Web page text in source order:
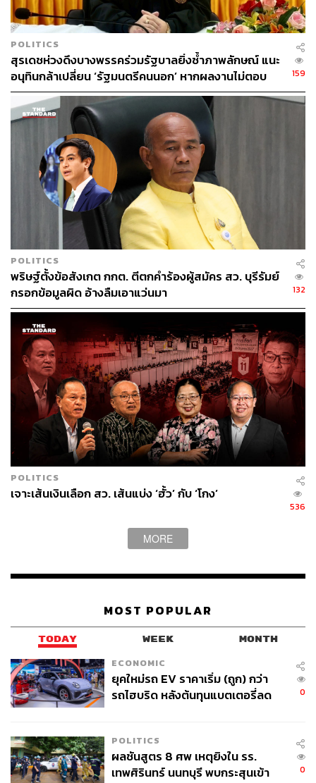
POLITICS
สุรเดชห่วงดึงบางพรรคร่วมรัฐบาลยิ่งซ้ำภาพลักษณ์ แนะ
อนุทินกล้าเปลี่ยน ‘รัฐมนตรีคนนอก’ หากผลงานไม่ตอบ
โจทย์ เปิดทางคนเก่งช่วยประเทศ
159
POLITICS
พริษฐ์ตั้งข้อสังเกต กกต. ตีตกคำร้องผู้สมัคร สว. บุรีรัมย์
กรอกข้อมูลผิด อ้างลืมเอาแว่นมา
132
POLITICS
เจาะเส้นเงินเลือก สว. เส้นแบ่ง ‘ฮั้ว’ กับ ‘โกง’
536
MORE
MOST POPULAR
TODAY WEEK MONTH
ECONOMIC
ยุคใหม่รถ EV ราคาเริ่ม (ถูก) กว่า
รถไฮบริด หลังต้นทุนแบตเตอรี่ลด
0
POLITICS
ผลชันสูตร 8 ศพ เหตุยิงใน รร.
เทพศิรินทร์ นนทบุรี พบกระสุนเข้า
0